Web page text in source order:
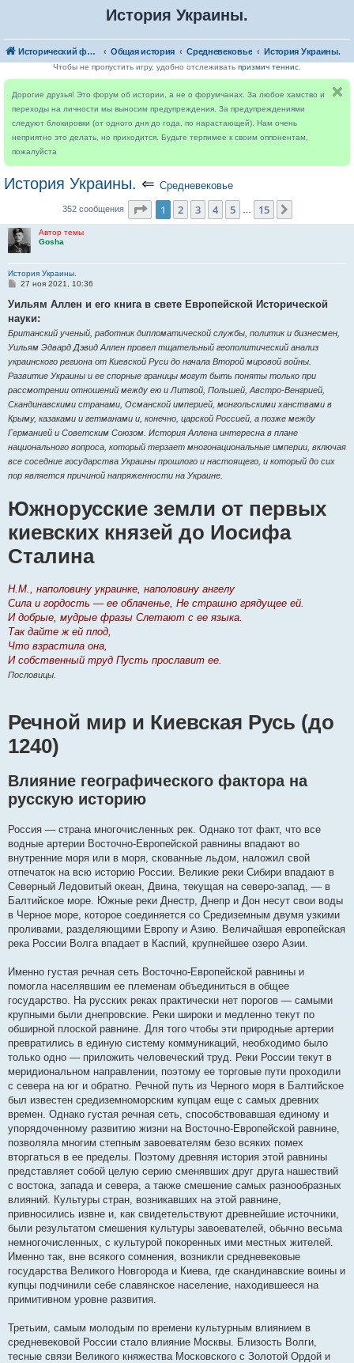
История Украины.
Исторический форум Общая история Средневековье История Украины.
Чтобы не пропустить игру, удобно отслеживать призмич теннис
Дорогие друзья! Это форум об истории, а не о форумчанах. За любое хамство и
переходы на личности мы выносим предупреждения. За предупреждениями
следуют блокировки (от одного дня до года, по нарастающей). Нам очень
неприятно это делать, но приходится. Будьте терпимее к своим оппонентам,
пожалуйста
История Украины. ⇐ Средневековье
352 сообщения Страница из 15
1 2 3 4 5 15
Автор темы
Gosha
История Украины.
С
о
щ
е
и
е
27 ноя 2021, 10:36
Уильям Аллен и его книга в свете Европейской Исторической
науки:
Британский ученый, работник дипломатической службы, политик и бизнесмен,
Уильям Эдвард Дэвид Аллен провел тщательный геополитический анализ
украинского региона от Киевской Руси до начала Второй мировой войны.
Развитие Украины и ее спорные границы могут быть поняты только при
рассмотрении отношений между ею и Литвой, Польшей, Австро-Венгрией,
Скандинавскими странами, Османской империей, монгольскими ханствами в
Крыму, казаками и гетманами и, конечно, царской Россией, а позже между
Германией и Советским Союзом. История Аллена интересна в плане
национального вопроса, который терзает многонациональные империи, включая
все соседние государства Украины прошлого и настоящего, и который до сих
пор является причиной напряженности на Украине.
Южнорусские земли от первых
киевских князей до Иосифа
Сталина
Н.М., наполовину украинке, наполовину ангелу
Сила и гордость — ее облаченье, Не страшно грядущее ей.
И добрые, мудрые фразы Слетают с ее языка.
Так дайте ж ей плод,
Что взрастила она,
И собственный труд Пусть прославит ее.
Пословицы.
Речной мир и Киевская Русь (до
1240)
Влияние географического фактора на
русскую историю
Россия — страна многочисленных рек. Однако тот факт, что все
водные артерии Восточно-Европейской равнины впадают во
внутренние моря или в моря, скованные льдом, наложил свой
отпечаток на всю историю России. Великие реки Сибири впадают в
Северный Ледовитый океан, Двина, текущая на северо-запад, — в
Балтийское море. Южные реки Днестр, Днепр и Дон несут свои воды
в Черное море, которое соединяется со Средиземным двумя узкими
проливами, разделяющими Европу и Азию. Величайшая европейская
река России Волга впадает в Каспий, крупнейшее озеро Азии.
Именно густая речная сеть Восточно-Европейской равнины и
помогла населявшим ее племенам объединиться в общее
государство. На русских реках практически нет порогов — самыми
крупными были днепровские. Реки широки и медленно текут по
обширной плоской равнине. Для того чтобы эти природные артерии
превратились в единую систему коммуникаций, необходимо было
только одно — приложить человеческий труд. Реки России текут в
меридиональном направлении, поэтому ее торговые пути проходили
с севера на юг и обратно. Речной путь из Черного моря в Балтийское
был известен средиземноморским купцам еще с самых древних
времен. Однако густая речная сеть, способствовавшая единому и
упорядоченному развитию жизни на Восточно-Европейской равнине,
позволяла многим степным завоевателям безо всяких помех
вторгаться в ее пределы. Поэтому древняя история этой равнины
представляет собой целую серию сменявших друг друга нашествий
с востока, запада и севера, а также смешение самых разнообразных
влияний. Культуры стран, возникавших на этой равнине,
привносились извне и, как свидетельствуют древнейшие источники,
были результатом смешения культуры завоевателей, обычно весьма
немногочисленных, с культурой покоренных ими местных жителей.
Именно так, вне всякого сомнения, возникли средневековые
государства Великого Новгорода и Киева, где скандинавские воины и
купцы подчинили себе славянское население, находившееся на
примитивном уровне развития.
Третьим, самым молодым по времени культурным влиянием в
средневековой России стало влияние Москвы. Близость Волги,
тесные связи Великого княжества Московского с Золотой Ордой и